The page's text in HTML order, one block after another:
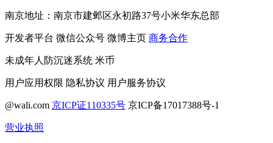
南京地址：南京市建邺区永初路37号小米华东总部
开发者平台 微信公众号 微博主页 商务合作
未成年人防沉迷系统 米币
用户应用权限 隐私协议 用户服务协议
@wali.com 京ICP证110335号 京ICP备17017388号-1
营业执照